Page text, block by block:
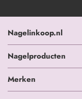
Nagelinkoop.nl
Nagelproducten
Merken